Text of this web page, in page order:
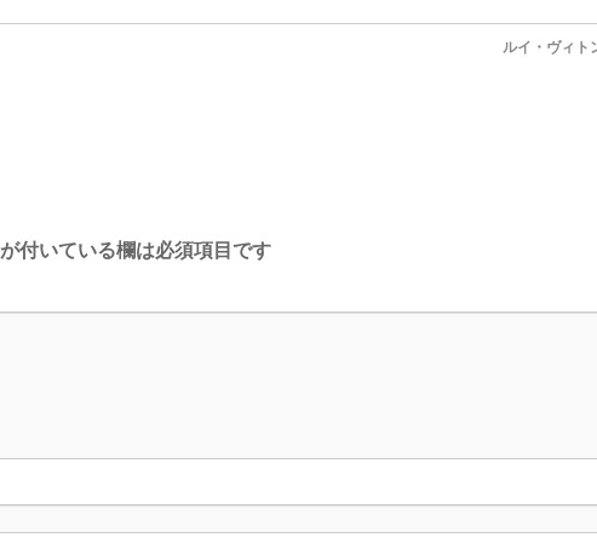
ルイ・ヴィト
が付いている欄は必須項目です